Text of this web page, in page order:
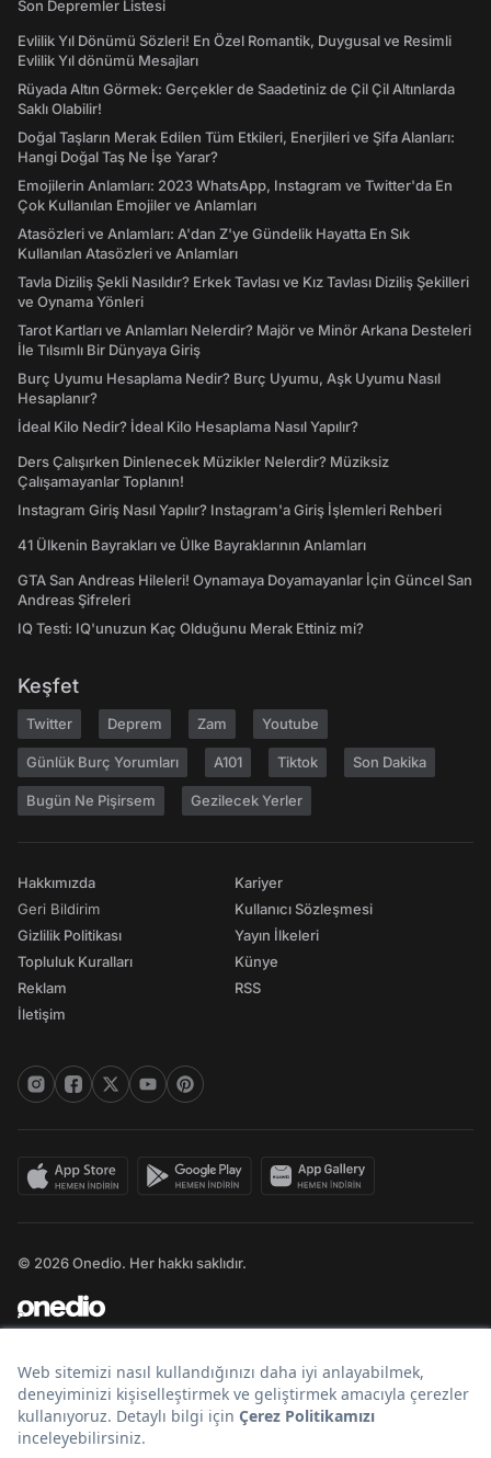
Son Depremler Listesi
Evlilik Yıl Dönümü Sözleri! En Özel Romantik, Duygusal ve Resimli
Evlilik Yıl dönümü Mesajları
Rüyada Altın Görmek: Gerçekler de Saadetiniz de Çil Çil Altınlarda
Saklı Olabilir!
Doğal Taşların Merak Edilen Tüm Etkileri, Enerjileri ve Şifa Alanları:
Hangi Doğal Taş Ne İşe Yarar?
Emojilerin Anlamları: 2023 WhatsApp, Instagram ve Twitter'da En
Çok Kullanılan Emojiler ve Anlamları
Atasözleri ve Anlamları: A'dan Z'ye Gündelik Hayatta En Sık
Kullanılan Atasözleri ve Anlamları
Tavla Diziliş Şekli Nasıldır? Erkek Tavlası ve Kız Tavlası Diziliş Şekilleri
ve Oynama Yönleri
Tarot Kartları ve Anlamları Nelerdir? Majör ve Minör Arkana Desteleri
İle Tılsımlı Bir Dünyaya Giriş
Burç Uyumu Hesaplama Nedir? Burç Uyumu, Aşk Uyumu Nasıl
Hesaplanır?
İdeal Kilo Nedir? İdeal Kilo Hesaplama Nasıl Yapılır?
Ders Çalışırken Dinlenecek Müzikler Nelerdir? Müziksiz
Çalışamayanlar Toplanın!
Instagram Giriş Nasıl Yapılır? Instagram'a Giriş İşlemleri Rehberi
41 Ülkenin Bayrakları ve Ülke Bayraklarının Anlamları
GTA San Andreas Hileleri! Oynamaya Doyamayanlar İçin Güncel San
Andreas Şifreleri
IQ Testi: IQ'unuzun Kaç Olduğunu Merak Ettiniz mi?
Keşfet
Twitter Deprem Zam Youtube
Günlük Burç Yorumları A101 Tiktok Son Dakika
Bugün Ne Pişirsem Gezilecek Yerler
Hakkımızda
Geri Bildirim
Gizlilik Politikası
Topluluk Kuralları
Reklam
İletişim
Kariyer
Kullanıcı Sözleşmesi
Yayın İlkeleri
Künye
RSS
© 2026 Onedio. Her hakkı saklıdır.
Bir markasıdır.